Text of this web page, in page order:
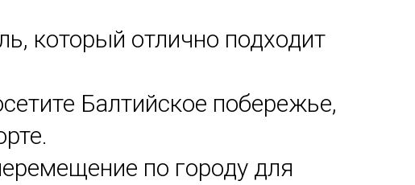
который отлично подходит
Балтийское побережье,
по городу для